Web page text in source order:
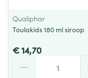
Qualiphar
Toulakids 180 ml siroop
€ 14,70